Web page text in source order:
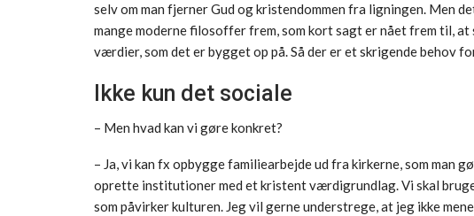
selv om man fjerner Gud og kristendommen fra ligningen. Men
mange moderne filosoffer frem, som kort sagt er nået frem til, at
værdier, som det er bygget op på. Så der er et skrigende behov
Ikke kun det sociale
– Men hvad kan vi gøre konkret?
– Ja, vi kan fx opbygge familiearbejde ud fra kirkerne, som man
oprette institutioner med et kristent værdigrundlag. Vi skal
som påvirker kulturen. Jeg vil gerne understrege, at jeg ikke